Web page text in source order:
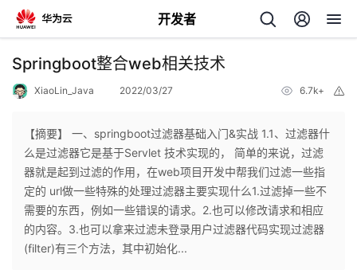
开发者
返
个
人
我
Springboot整合web相关技术
XiaoLin_Java 2022/03/27 6.7k+
【摘要】 一、springboot过滤器基础入门&实战 1.1、过滤器什
么是过滤器它是基于Servlet 技术实现的， 简单的来说，过滤
器就是起到过滤的作用，在web项目开发中帮我们过滤一些指
定的 url做一些特殊的处理过滤器主要实现什么1.过滤掉一些不
需要的东西，例如一些错误的请求。2.也可以修改请求和相应
的内容。3.也可以拿来过滤未登录用户过滤器代码实现过滤器
(ﬁlter)有三个方法，其中初始化...